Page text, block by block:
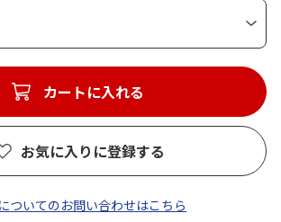
カートに入れる
お気に入りに登録する
ついてのお問い合わせはこちら